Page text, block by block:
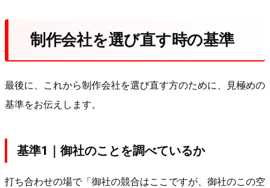
制作会社を選び直す時の基準
最後に、これから制作会社を選び直す方のために、見極めの
基準をお伝えします。
基準1｜御社のことを調べているか
打ち合わせの場で「御社の競合はここですが、御社のこの空